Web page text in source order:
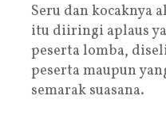
Seru dan kocaknya
itu diiringi aplaus
peserta lomba,
peserta maupun
semarak suasana.